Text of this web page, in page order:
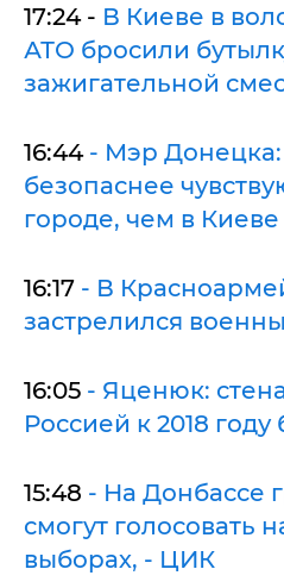
17:24 - В Киеве в
АТО бросили
зажигательной
16:44- Мэр Донецка:
безопаснее
городе, чем в Киеве
16:17 - В
застрелился
16:05 - Яценюк:
Россией к 2018 году
15:48 - На Донбассе
смогут голосовать
выборах, - ЦИК